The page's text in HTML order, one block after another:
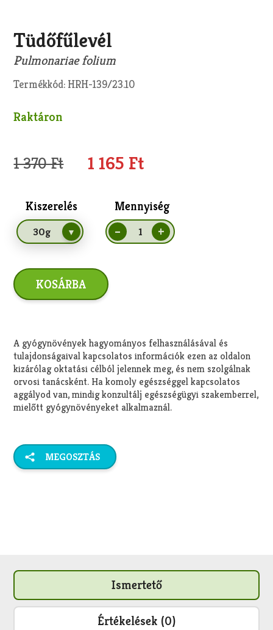
Tüdőfűlevél
Pulmonariae folium
Termékkód: HRH-139/23.10
Raktáron
1 370 Ft 1 165 Ft
Kiszerelés Mennyiség
A gyógynövények hagyományos felhasználásával és
tulajdonságaival kapcsolatos információk ezen az oldalon
kizárólag oktatási célból jelennek meg, és nem szolgálnak
orvosi tanácsként. Ha komoly egészséggel kapcsolatos
aggályod van, mindig konzultálj egészségügyi szakemberrel,
mielőtt gyógynövényeket alkalmaznál.
MEGOSZTÁS
Ismertető
Értékelések (0)